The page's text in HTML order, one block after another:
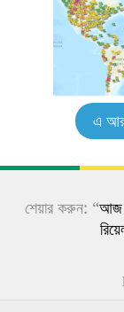
এ
শেয়ার করুন: “আজ